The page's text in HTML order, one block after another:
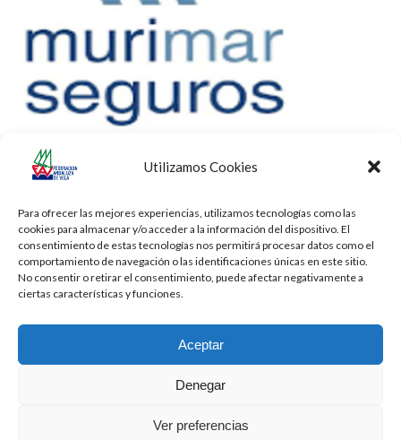
Utilizamos Cookies
Para ofrecer las mejores experiencias, utilizamos tecnologías como las
cookies para almacenar y/o acceder a la información del dispositivo. El
consentimiento de estas tecnologías nos permitirá procesar datos como el
comportamiento de navegación o las identificaciones únicas en este sitio.
No consentir o retirar el consentimiento, puede afectar negativamente a
ciertas características y funciones.
Aceptar
Denegar
Ver preferencias
Todos los derechos reservados -Privacidad